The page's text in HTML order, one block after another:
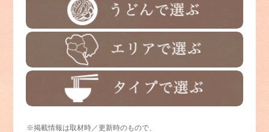
※掲載情報は取材時／更新時のもので、